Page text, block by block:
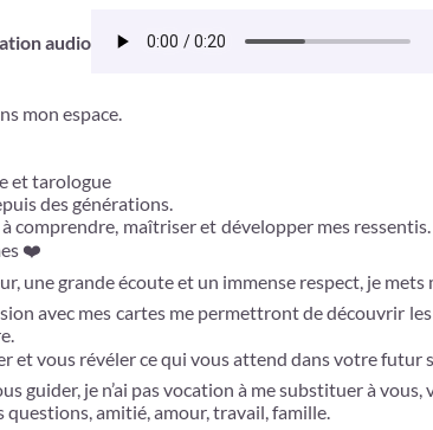
audio
mon espace.
et tarologue
des générations.
comprendre, maîtriser et développer mes
❤️
une grande écoute et un immense respect, je
avec mes cartes me permettront de découvrir
et vous révéler ce qui vous attend dans votre
guider, je n’ai pas vocation à me substituer à
questions, amitié, amour, travail, famille.